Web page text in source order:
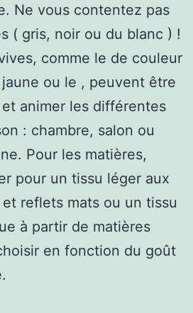
Ne vous contentez pas
( gris, noir ou du blanc ) !
comme le de couleur
ou le , peuvent être
et animer les différentes
: chambre, salon ou
Pour les matières,
pour un tissu léger aux
reflets mats ou un tissu
à partir de matières
en fonction du goût